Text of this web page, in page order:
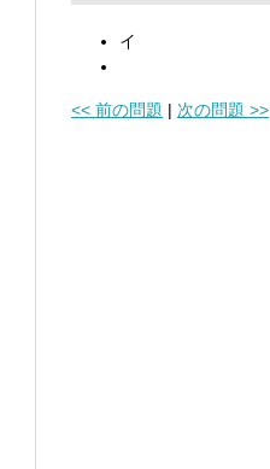
イ
<< 前の問題 | 次の問題 >>